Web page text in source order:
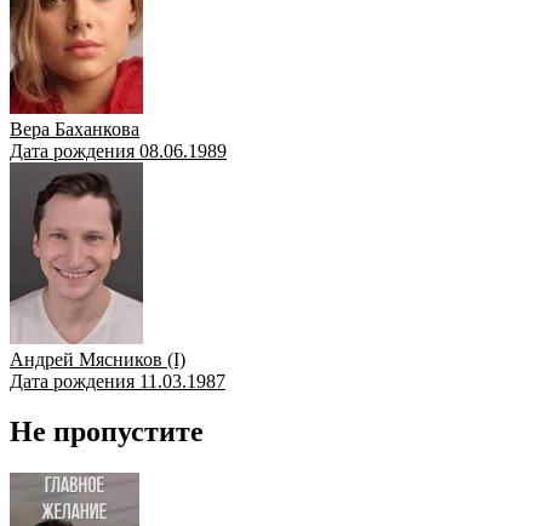
Вера Баханкова
Дата рождения 08.06.1989
Андрей Мясников (I)
Дата рождения 11.03.1987
Не пропустите